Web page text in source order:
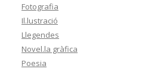
Fotografia
Il.lustració
Llegendes
Novel.la gràfica
Poesia